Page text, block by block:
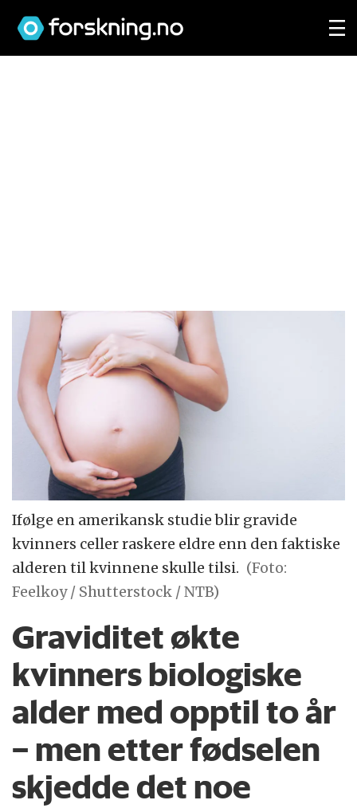
Ifølge en amerikansk studie blir gravide
kvinners celler raskere eldre enn den faktiske
alderen til kvinnene skulle tilsi. (Foto:
Feelkoy / Shutterstock / NTB)
Graviditet økte
kvinners biologiske
alder med opptil to år
– men etter fødselen
skjedde det noe